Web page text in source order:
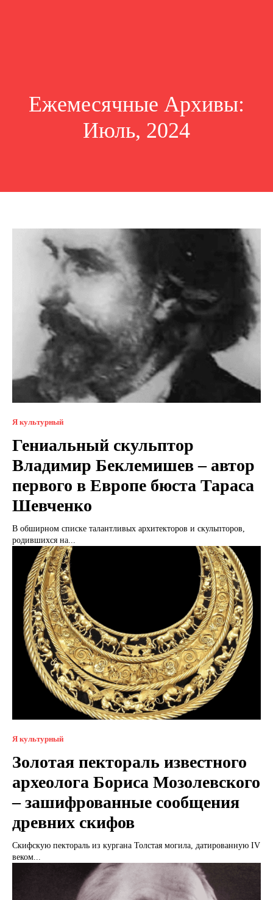
Ежемесячные Архивы:
Июль, 2024
Я культурный
Гениальный скульптор
Владимир Беклемишев – автор
первого в Европе бюста Тараса
Шевченко
В обширном списке талантливых архитекторов и скульпторов,
родившихся на...
Я культурный
Золотая пектораль известного
археолога Бориса Мозолевского
– зашифрованные сообщения
древних скифов
Скифскую пектораль из кургана Толстая могила, датированную IV
веком...